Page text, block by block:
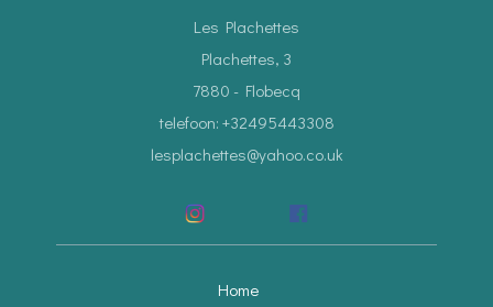
Les Plachettes
Plachettes, 3
7880 - Flobecq
telefoon: +32495443308
lesplachettes@yahoo.co.uk
Home